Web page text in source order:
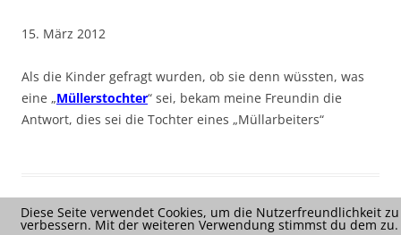
15. März 2012
Als die Kinder gefragt wurden, ob sie denn wüssten, was
eine „Müllerstochter“ sei, bekam meine Freundin die
Antwort, dies sei die Tochter eines „Müllarbeiters“
Diese Seite verwendet Cookies, um die Nutzerfreundlichkeit zu
verbessern. Mit der weiteren Verwendung stimmst du dem zu.